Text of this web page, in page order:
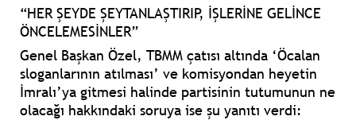
“HER ŞEYDE ŞEYTANLAŞTIRIP, İŞLERİNE GELİNCE
ÖNCELEMESİNLER”
Genel Başkan Özel, TBMM çatısı altında ‘Öcalan
sloganlarının atılması’ ve komisyondan heyetin
İmralı’ya gitmesi halinde partisinin tutumunun ne
olacağı hakkındaki soruya ise şu yanıtı verdi: